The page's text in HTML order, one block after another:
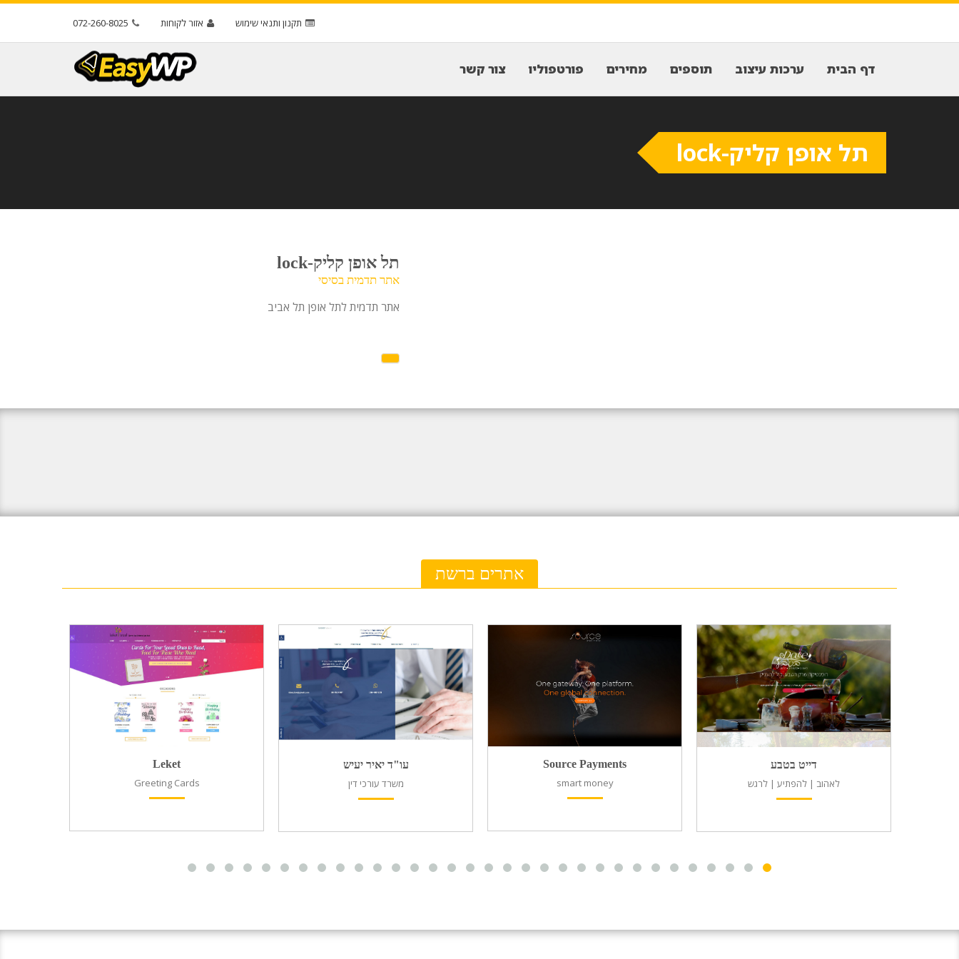
072-260-8025 אזור לקוחות תקנון ותנאי שימוש
דף הבית ערכות עיצוב תוספים מחירים פורטפוליו צור קשר
תל אופן קליק-lock
תל אופן קליק-lock
אתר תדמית בסיסי
אתר תדמית לתל אופן תל אביב
אתרים ברשת
Leket
Greeting Cards
עו"ד יאיר יעיש
משרד עורכי דין
Source Payments
smart money
דייט בטבע
לאהוב | להפתיע | לרגש